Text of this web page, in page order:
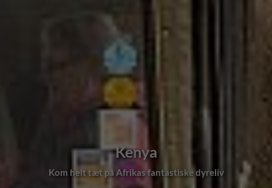
Kenya
Kom helt tæt på Afrikas fantastiske dyreliv